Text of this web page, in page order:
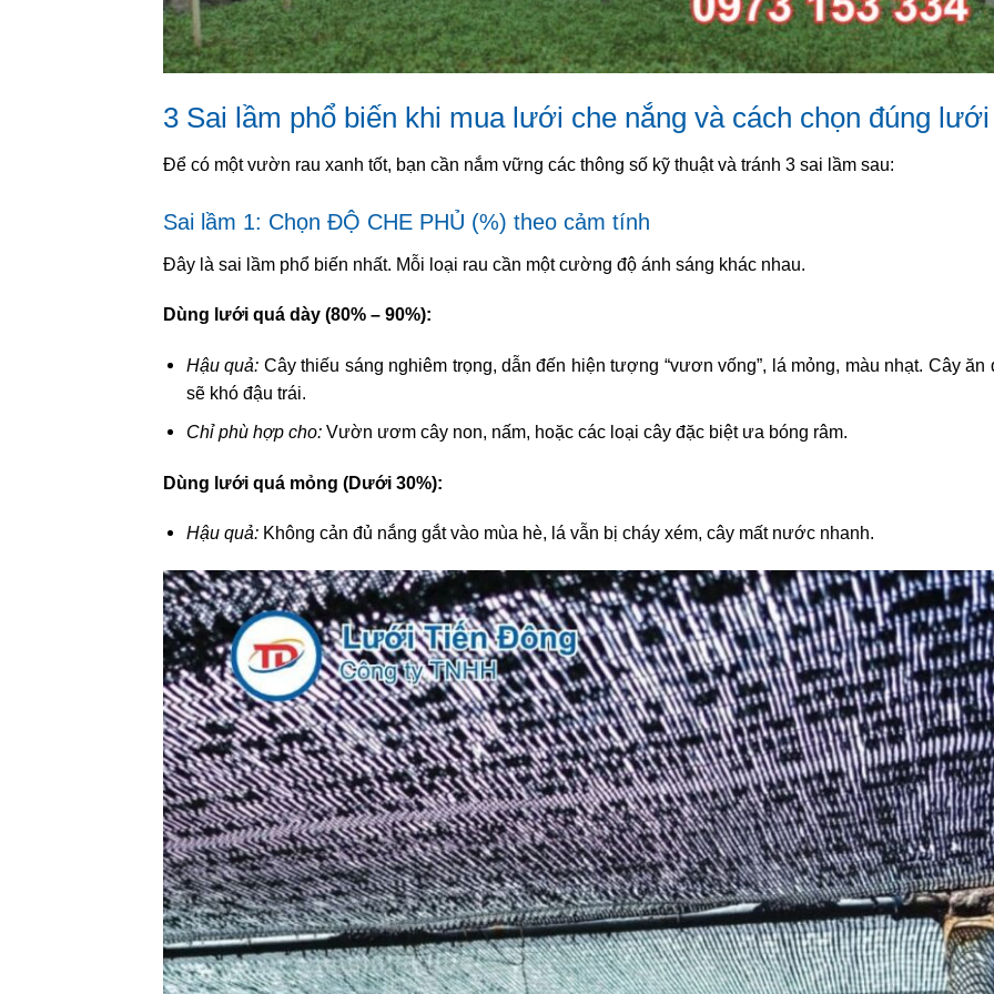
3 Sai lầm phổ biến khi mua lưới che nắng và cách chọn đúng lưới
Để có một vườn rau xanh tốt, bạn cần nắm vững các thông số kỹ thuật và tránh 3 sai lầm sau:
Sai lầm 1: Chọn ĐỘ CHE PHỦ (%) theo cảm tính
Đây là sai lầm phổ biến nhất. Mỗi loại rau cần một cường độ ánh sáng khác nhau.
Dùng lưới quá dày (80% – 90%):
Hậu quả: Cây thiếu sáng nghiêm trọng, dẫn đến hiện tượng “vươn vống”, lá mỏng, màu nhạt. Cây ăn
sẽ khó đậu trái.
Chỉ phù hợp cho:Vườn ươm cây non, nấm, hoặc các loại cây đặc biệt ưa bóng râm.
Dùng lưới quá mỏng (Dưới 30%):
Hậu quả:Không cản đủ nắng gắt vào mùa hè, lá vẫn bị cháy xém, cây mất nước nhanh.